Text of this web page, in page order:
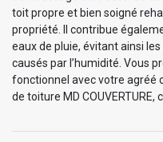
toit propre et bien soigné
propriété. Il contribue
eaux de pluie, évitant ainsi
causés par l’humidité. Vous
fonctionnel avec votre agréé
de toiture MD COUVERTURE,